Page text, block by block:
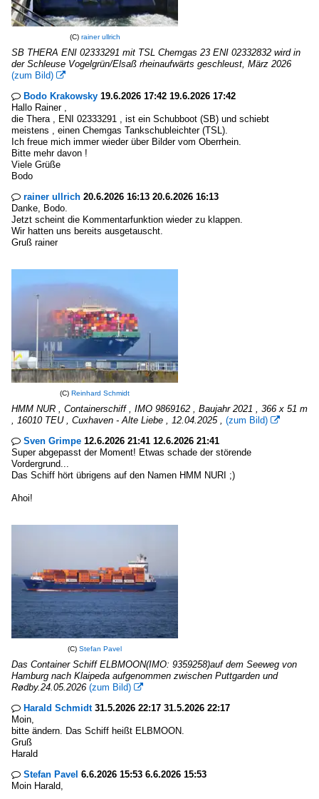
(C) rainer ullrich
SB THERA ENI 02333291 mit TSL Chemgas 23 ENI 02332832 wird in
der Schleuse Vogelgrün/Elsaß rheinaufwärts geschleust, März 2026
(zum Bild) 
 Bodo Krakowsky 19.6.2026 17:42 19.6.2026 17:42
Hallo Rainer ,
die Thera , ENI 02333291 , ist ein Schubboot (SB) und schiebt
meistens , einen Chemgas Tankschubleichter (TSL).
Ich freue mich immer wieder über Bilder vom Oberrhein.
Bitte mehr davon !
Viele Grüße
Bodo
 rainer ullrich 20.6.2026 16:13 20.6.2026 16:13
Danke, Bodo.
Jetzt scheint die Kommentarfunktion wieder zu klappen.
Wir hatten uns bereits ausgetauscht.
Gruß rainer
(C) Reinhard Schmidt
HMM NUR , Containerschiff , IMO 9869162 , Baujahr 2021 , 366 x 51 m
, 16010 TEU , Cuxhaven - Alte Liebe , 12.04.2025 , (zum Bild) 
 Sven Grimpe 12.6.2026 21:41 12.6.2026 21:41
Super abgepasst der Moment! Etwas schade der störende
Vordergrund...
Das Schiff hört übrigens auf den Namen HMM NURI ;)
Ahoi!
(C) Stefan Pavel
Das Container Schiff ELBMOON(IMO: 9359258)auf dem Seeweg von
Hamburg nach Klaipeda aufgenommen zwischen Puttgarden und
Rødby.24.05.2026 (zum Bild) 
 Harald Schmidt31.5.2026 22:17 31.5.2026 22:17
Moin,
bitte ändern. Das Schiff heißt ELBMOON.
Gruß
Harald
 Stefan Pavel 6.6.2026 15:53 6.6.2026 15:53
Moin Harald,